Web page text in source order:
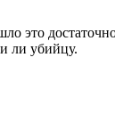
это
ли убийцу.